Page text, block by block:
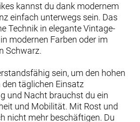
kannst du dank modernem
einfach unterwegs sein. Das
Technik in elegante Vintage-
modernen Farben oder im
Schwarz.
sein, um den hohen
täglichen Einsatz
und Nacht brauchst du ein
und Mobilität. Mit Rost und
nicht mehr beschäftigen. Du